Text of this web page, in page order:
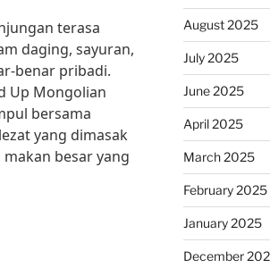
terasa
daging, sayuran,
benar pribadi.
Up Mongolian
bersama
yang dimasak
besar yang
August 2025
July 2025
June 2025
April 2025
March 2025
February 2025
January 2025
December